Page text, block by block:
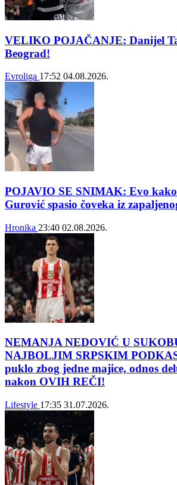
VELIKO POJAČANJE: Danijel
Beograd!
Evroliga 17:52 04.08.2026.
POJAVIO SE SNIMAK: Evo
Gurović spasio čoveka iz
Hronika 23:40 02.08.2026.
NEMANJA NEDOVIĆ U
NAJBOLJIM SRPSKIM
puklo zbog jedne majice, odnos
nakon OVIH REČI!
Lifestyle 17:35 31.07.2026.